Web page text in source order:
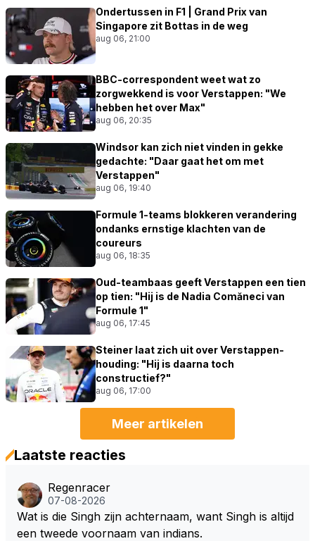
Ondertussen in F1 | Grand Prix van
Singapore zit Bottas in de weg
aug 06, 21:00
BBC-correspondent weet wat zo
zorgwekkend is voor Verstappen: "We
hebben het over Max"
aug 06, 20:35
Windsor kan zich niet vinden in gekke
gedachte: "Daar gaat het om met
Verstappen"
aug 06, 19:40
Formule 1-teams blokkeren verandering
ondanks ernstige klachten van de
coureurs
aug 06, 18:35
Oud-teambaas geeft Verstappen een tien
op tien: "Hij is de Nadia Comăneci van
Formule 1"
aug 06, 17:45
Steiner laat zich uit over Verstappen-
houding: "Hij is daarna toch
constructief?"
aug 06, 17:00
Meer artikelen
Laatste reacties
Regenracer
07-08-2026
Wat is die Singh zijn achternaam, want Singh is altijd
een tweede voornaam van indians.